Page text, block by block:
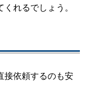
れるでしょう。
接依頼するのも安